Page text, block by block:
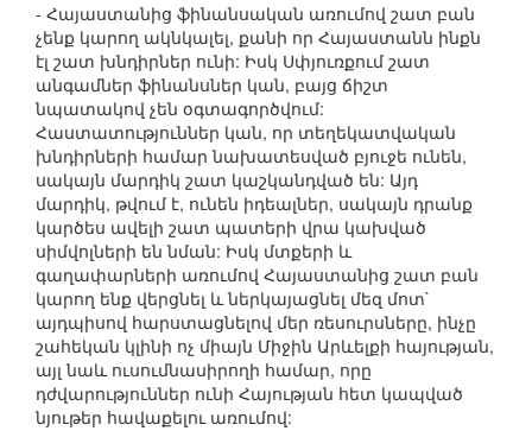
- Հայաստանից ֆինանսական առումով շատ բան
չենք կարող ակնկալել, քանի որ Հայաստանն ինքն
էլ շատ խնդիրներ ունի: Իսկ Սփյուռքում շատ
անգամներ ֆինանսներ կան, բայց ճիշտ
նպատակով չեն օգտագործվում:
Հաստատություններ կան, որ տեղեկատվական
խնդիրների համար նախատեսված բյուջե ունեն,
սակայն մարդիկ շատ կաշկանդված են: Այդ
մարդիկ, թվում է, ունեն իդեալներ, սակայն դրանք
կարծես ավելի շատ պատերի վրա կախված
սիմվոլների են նման: Իսկ մտքերի և
գաղափարների առումով Հայաստանից շատ բան
կարող ենք վերցնել և ներկայացնել մեզ մոտ`
այդպիսով հարստացնելով մեր ռեսուրսները, ինչը
շահեկան կլինի ոչ միայն Միջին Արևելքի հայության,
այլ նաև ուսումնասիրողի համար, որը
դժվարություններ ունի Հայության հետ կապված
նյութեր հավաքելու առումով: